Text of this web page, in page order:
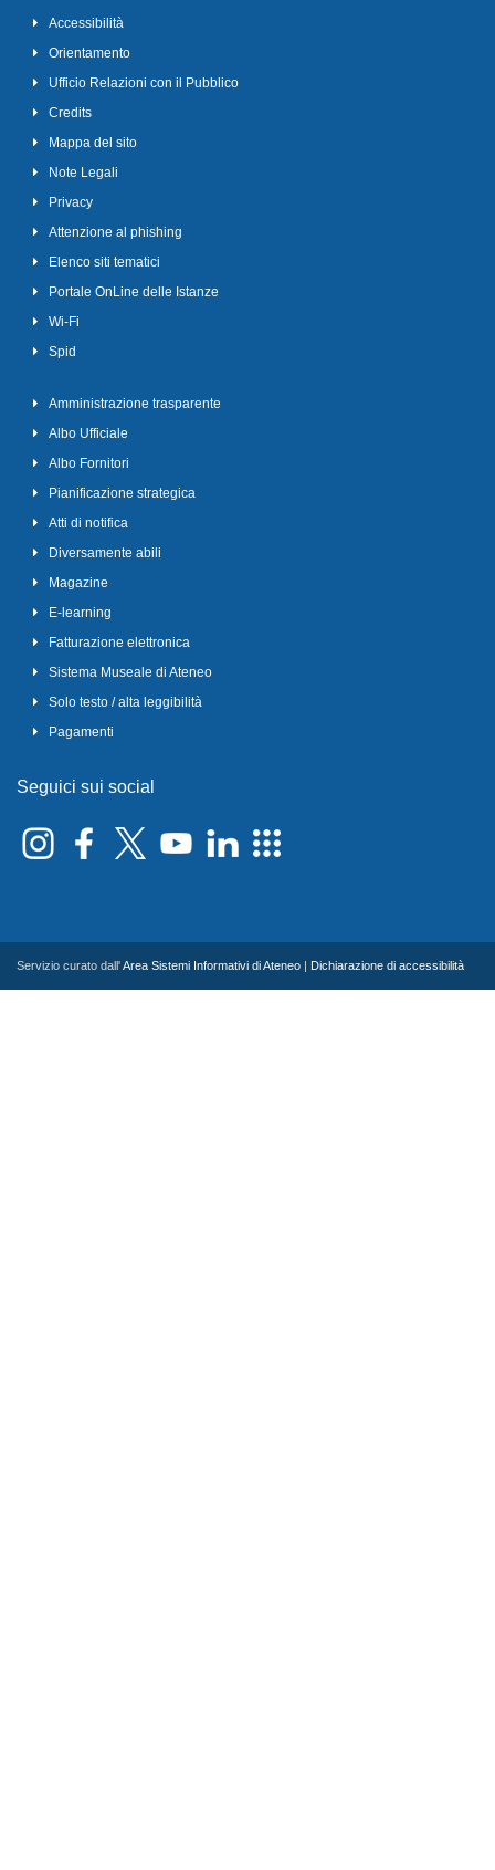
Accessibilità
Orientamento
Ufficio Relazioni con il Pubblico
Credits
Mappa del sito
Note Legali
Privacy
Attenzione al phishing
Elenco siti tematici
Portale OnLine delle Istanze
Wi-Fi
Spid
Amministrazione trasparente
Albo Ufficiale
Albo Fornitori
Pianificazione strategica
Atti di notifica
Diversamente abili
Magazine
E-learning
Fatturazione elettronica
Sistema Museale di Ateneo
Solo testo / alta leggibilità
Pagamenti
Seguici sui social
Servizio curato dall'Area Sistemi Informativi di Ateneo Dichiarazione di accessibilità